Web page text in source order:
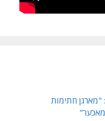
ד"ר עו"ד אילן שרקון ב-ynet: "מארגן חתימות